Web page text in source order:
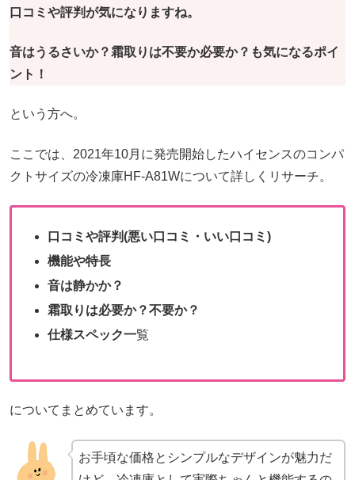
口コミや評判が気になりますね。
音はうるさいか？霜取りは不要か必要か？も気になるポイ
ント！
という方へ。
ここでは、2021年10月に発売開始したハイセンスのコンパ
クトサイズの冷凍庫HF-A81Wについて詳しくリサーチ。
口コミや評判(悪い口コミ・いい口コミ)
機能や特長
音は静かか？
霜取りは必要か？不要か？
仕様スペック一覧
についてまとめています。
お手頃な価格とシンプルなデザインが魅力だ